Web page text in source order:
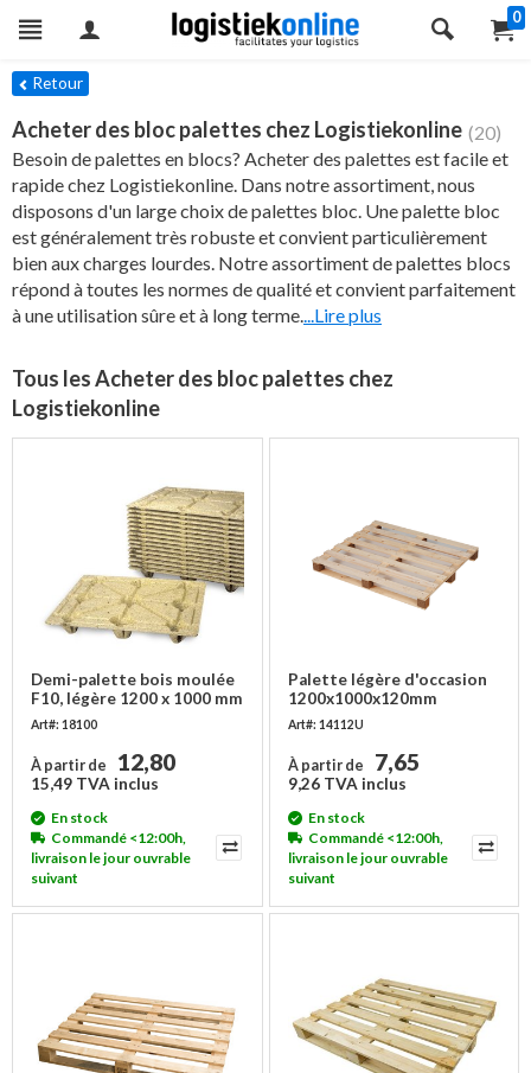
0
Retour
Acheter des bloc palettes chez Logistiekonline (20)
Besoin de palettes en blocs? Acheter des palettes est facile et
rapide chez Logistiekonline. Dans notre assortiment, nous
disposons d'un large choix de palettes bloc. Une palette bloc
est généralement très robuste et convient particulièrement
bien aux charges lourdes. Notre assortiment de palettes blocs
répond à toutes les normes de qualité et convient parfaitement
à une utilisation sûre et à long terme....Lire plus
Tous les Acheter des bloc palettes chez
Logistiekonline
Demi-palette bois moulée
F10, légère 1200 x 1000 mm
Art#: 18100
À partir de 12,80
15,49 TVA inclus
En stock
Commandé <12:00h,
livraison le jour ouvrable
suivant
Palette légère d'occasion
1200x1000x120mm
Art#: 14112U
À partir de 7,65
9,26 TVA inclus
En stock
Commandé <12:00h,
livraison le jour ouvrable
suivant